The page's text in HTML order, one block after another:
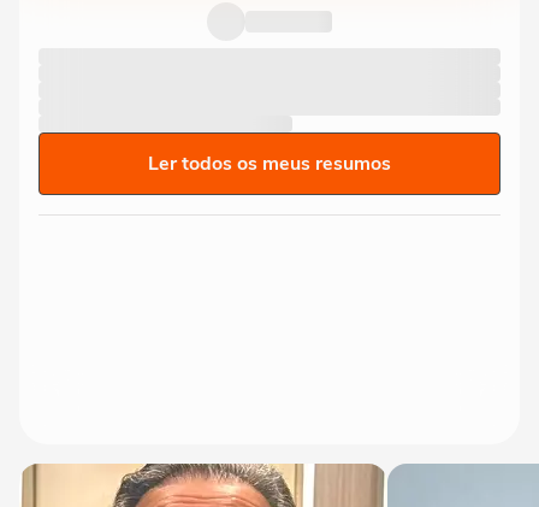
Ler todos os meus resumos